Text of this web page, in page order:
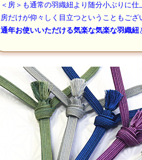
＜房＞も通常の羽織紐より随分小ぶりに仕
房だけが仰々しく目立つということもござ
通年お使いいただける気楽な気楽な羽織紐